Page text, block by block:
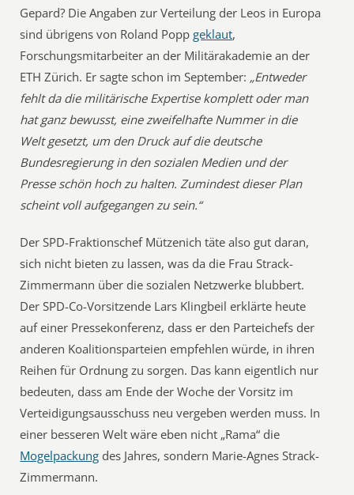
Gepard? Die Angaben zur Verteilung der Leos in Europa
sind übrigens von Roland Poppgeklaut,
Forschungsmitarbeiter an der Militärakademie an der
ETH Zürich. Er sagte schon im September: „Entweder
fehlt da die militärische Expertise komplett oder man
hat ganz bewusst, eine zweifelhafte Nummer in die
Welt gesetzt, um den Druck auf die deutsche
Bundesregierung in den sozialen Medien und der
Presse schön hoch zu halten. Zumindest dieser Plan
scheint voll aufgegangen zu sein.“
Der SPD-Fraktionschef Mützenich täte also gut daran,
sich nicht bieten zu lassen, was da die Frau Strack-
Zimmermann über die sozialen Netzwerke blubbert.
Der SPD-Co-Vorsitzende Lars Klingbeil erklärte heute
auf einer Pressekonferenz, dass er den Parteichefs der
anderen Koalitionsparteien empfehlen würde, in ihren
Reihen für Ordnung zu sorgen. Das kann eigentlich nur
bedeuten, dass am Ende der Woche der Vorsitz im
Verteidigungsausschuss neu vergeben werden muss. In
einer besseren Welt wäre eben nicht „Rama“ die
Mogelpackung des Jahres, sondern Marie-Agnes Strack-
Zimmermann.